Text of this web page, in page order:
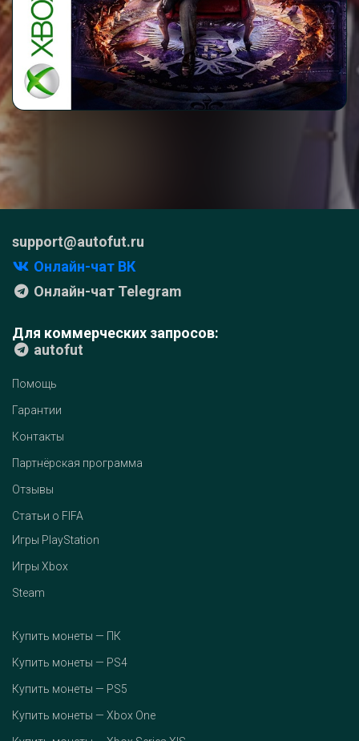
support@autofut.ru
Онлайн-чат ВК
Онлайн-чат Telegram
Для коммерческих запросов:
autofut
Помощь
Гарантии
Контакты
Партнёрская программа
Отзывы
Статьи о FIFA
Игры PlayStation
Игры Xbox
Steam
Купить монеты — ПК
Купить монеты — PS4
Купить монеты — PS5
Купить монеты — Xbox One